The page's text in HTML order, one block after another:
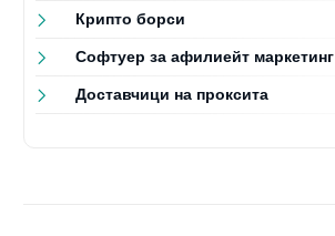
Крипто борси
Софтуер за афилиейт маркетинг
Доставчици на проксита